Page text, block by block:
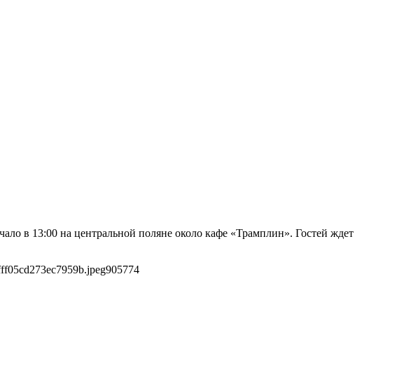
в 13:00 на центральной поляне около кафе «Трамплин». Гостей ждет
905774